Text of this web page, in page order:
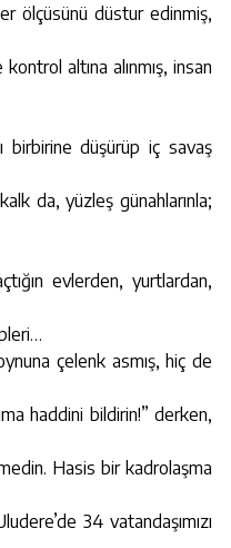
ölçüsünü düstur edinmiş,
altına alınmış, insan
birbirine düşürüp iç savaş
da, yüzleş günahlarınla;
evlerden, yurtlardan,
çelenk asmış, hiç de
haddini bildirin!” derken,
Hasis bir kadrolaşma
34 vatandaşımızı